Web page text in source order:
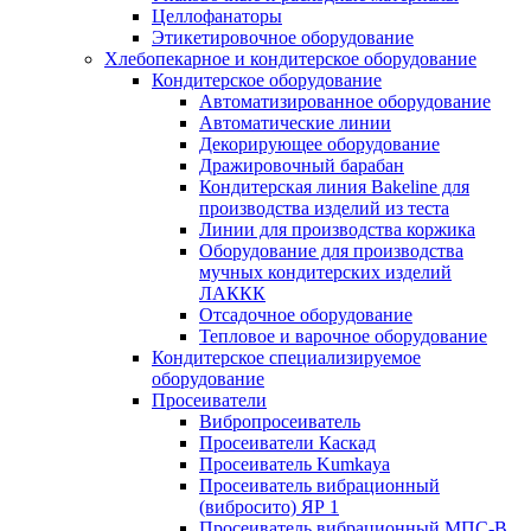
Целлофанаторы
Этикетировочное оборудование
Хлебопекарное и кондитерское оборудование
Кондитерское оборудование
Автоматизированное оборудование
Автоматические линии
Декорирующее оборудование
Дражировочный барабан
Кондитерская линия Bakeline для
производства изделий из теста
Линии для производства коржика
Оборудование для производства
мучных кондитерских изделий
ЛАККК
Отсадочное оборудование
Тепловое и варочное оборудование
Кондитерское специализируемое
оборудование
Просеиватели
Вибропросеиватель
Просеиватели Каскад
Просеиватель Kumkaya
Просеиватель вибрационный
(вибросито) ЯР 1